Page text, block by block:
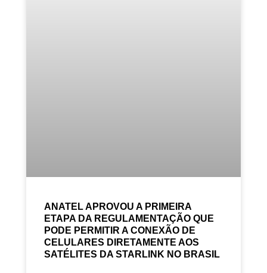
ANATEL APROVOU A PRIMEIRA
ETAPA DA REGULAMENTAÇÃO QUE
PODE PERMITIR A CONEXÃO DE
CELULARES DIRETAMENTE AOS
SATÉLITES DA STARLINK NO BRASIL